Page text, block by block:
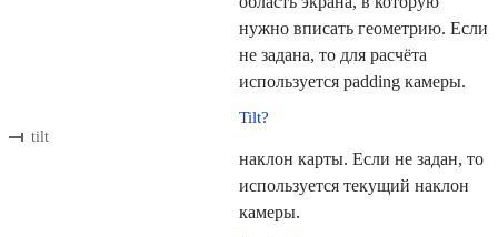
нужно вписать геометрию. Если
не задана, то для расчёта
используется padding камеры.
tilt
Tilt?
наклон карты. Если не задан, то
используется текущий наклон
камеры.